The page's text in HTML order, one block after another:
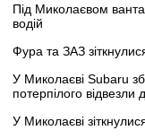
Під Миколаєвом
водій
Фура та ЗАЗ
У Миколаєві Subaru
потерпілого відвезли
У Миколаєві